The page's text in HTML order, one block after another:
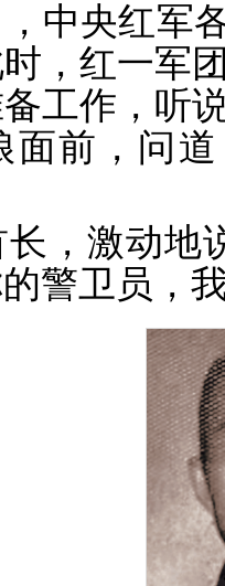
，中央红军
，红一军
工作，听
面前，问
长，激动
警卫员，